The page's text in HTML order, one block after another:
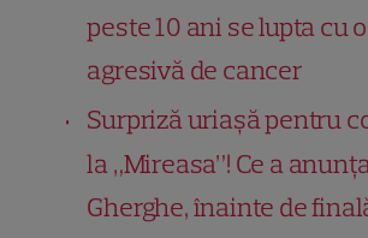
peste 10 ani se lupta cu
agresivă de cancer
Surpriză uriașă pentru
la „Mireasa”! Ce a
Gherghe, înainte de